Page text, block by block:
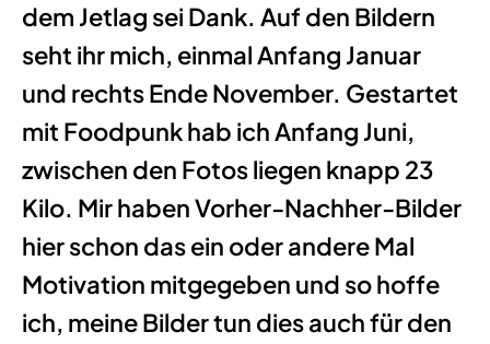
dem Jetlag sei Dank. Auf den Bildern
seht ihr mich, einmal Anfang Januar
und rechts Ende November. Gestartet
mit Foodpunk hab ich Anfang Juni,
zwischen den Fotos liegen knapp 23
Kilo. Mir haben Vorher-Nachher-Bilder
hier schon das ein oder andere Mal
Motivation mitgegeben und so hoffe
ich, meine Bilder tun dies auch für den